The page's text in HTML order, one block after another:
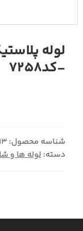
لوله
-کد7258
شناسه محصول:
دسته:لوله ها و